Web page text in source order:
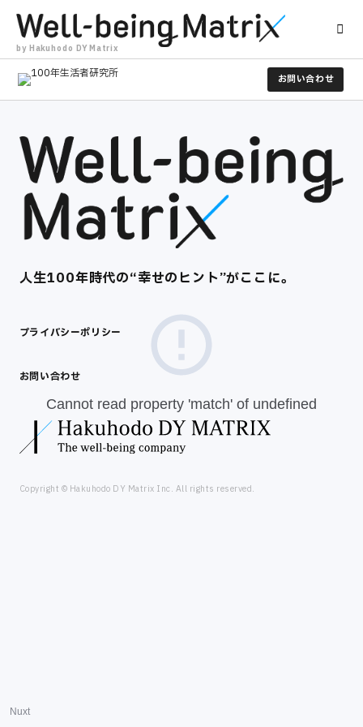
by Hakuhodo DY Matrix
お問い合わせ
Cannot read property 'match' of undefined
Nuxt
人生100年時代の​“幸せのヒント”がここに。​
プライバシーポリシー
お問い合わせ
Copyright © Hakuhodo DY Matrix Inc. All rights reserved.